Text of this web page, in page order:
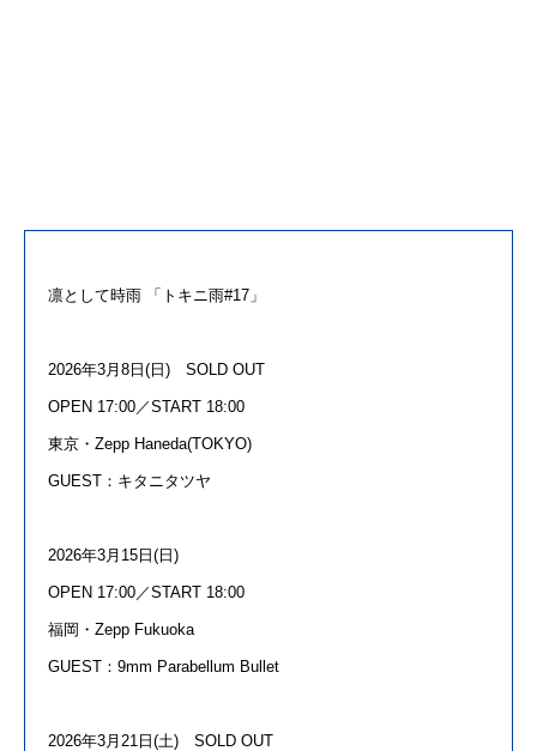
凛として時雨 「 トキニ 雨#17 」
2026年3 月8日(日) SOLD OUT
OPEN 17:00／START 18:00
東京・ Zepp Haneda(TOKYO)
GUEST： キタニタツヤ
2026年3 月 15日(日)
OPEN 17:00／START 18:00
福岡・ Zepp Fukuoka
GUEST： 9mm Parabellum Bullet
2026年3 月 21 日(土) SOLD OUT